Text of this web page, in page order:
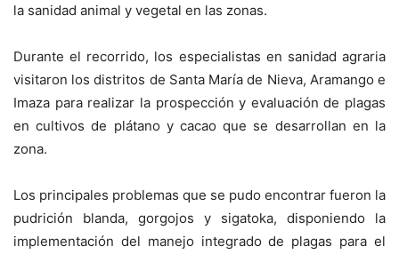
la sanidad animal y vegetal en las zonas.
Durante el recorrido, los especialistas en sanidad agraria
visitaron los distritos de Santa María de Nieva, Aramango e
Imaza para realizar la prospección y evaluación de plagas
en cultivos de plátano y cacao que se desarrollan en la
zona.
Los principales problemas que se pudo encontrar fueron la
pudrición blanda, gorgojos y sigatoka, disponiendo la
implementación del manejo integrado de plagas para el